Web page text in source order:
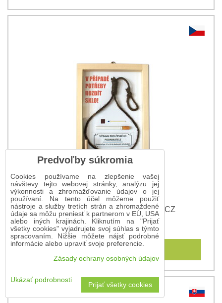
Obrázok pre podnikateľa - slučka CZ
11,10 €
Do košíka
Predvoľby súkromia
Cookies používame na zlepšenie vašej
návštevy tejto webovej stránky, analýzu jej
výkonnosti a zhromažďovanie údajov o jej
používaní. Na tento účel môžeme použiť
nástroje a služby tretích strán a zhromaždené
údaje sa môžu preniesť k partnerom v EÚ, USA
alebo iných krajinách. Kliknutím na "Prijať
všetky cookies" vyjadrujete svoj súhlas s týmto
spracovaním. Nižšie môžete nájsť podrobné
informácie alebo upraviť svoje preferencie.
Zásady ochrany osobných údajov
Ukázať podrobnosti
Prijať všetky cookies